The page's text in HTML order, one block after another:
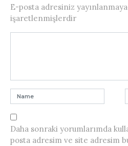
E-posta adresiniz
işaretlenmişlerdir
Daha sonraki yorumlarımda
posta adresim ve site adresim